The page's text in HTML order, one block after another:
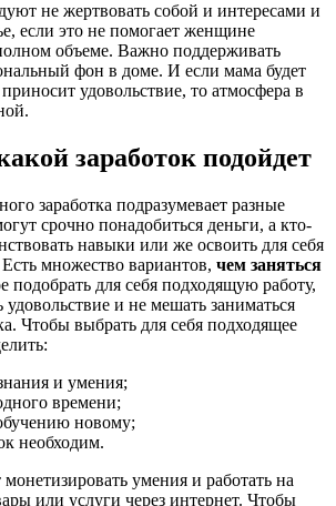
не жертвовать собой и интересами и
если это не помогает женщине
объеме. Важно поддерживать
фон в доме. И если мама будет
удовольствие, то атмосфера в
заработок подойдет
заработка подразумевает разные
срочно понадобиться деньги, а кто-
навыки или же освоить для себя
множество вариантов, чем заняться
подобрать для себя подходящую работу,
удовольствие и не мешать заниматься
Чтобы выбрать для себя подходящее
и умения;
времени;
новому;
необходим.
умения и работать на
или услуги через интернет. Чтобы